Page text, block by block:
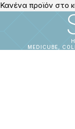
Κανένα προϊόν στο
MEDICUBE,